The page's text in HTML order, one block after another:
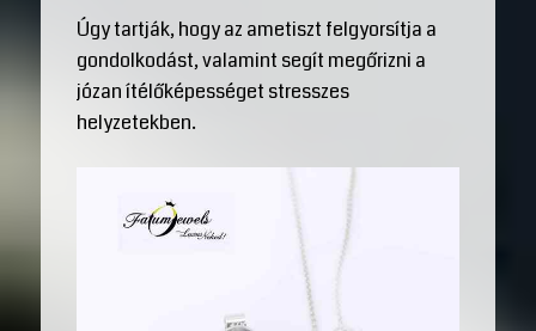
Úgy tartják, hogy az ametiszt felgyorsítja a
gondolkodást, valamint segít megőrizni a
józan ítélőképességet stresszes
helyzetekben.